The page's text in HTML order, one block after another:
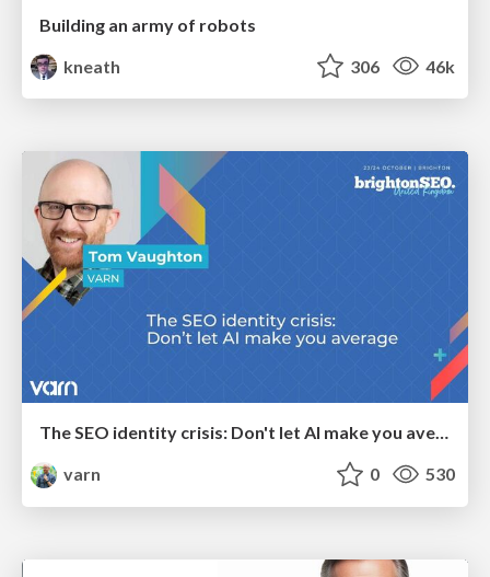
Building an army of robots
kneath
306 46k
The SEO identity crisis: Don't let AI make you average
varn
0 530